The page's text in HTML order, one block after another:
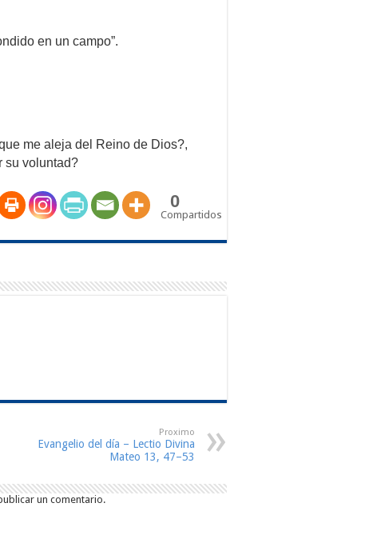
en un campo”.
me aleja del Reino de Dios?,
su voluntad?
0
Compartidos
Proximo
Evangelio del día – Lectio Divina
Mateo 13, 47–53
un comentario.